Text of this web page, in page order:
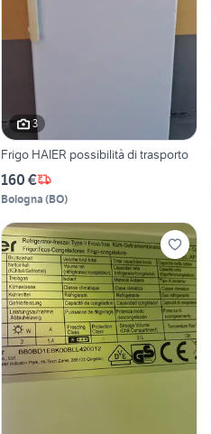
3
Frigo HAIER possibilità di trasporto
160 €
Bologna (BO)